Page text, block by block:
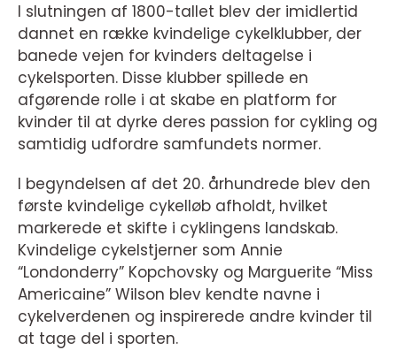
I slutningen af 1800-tallet blev der imidlertid
dannet en række kvindelige cykelklubber, der
banede vejen for kvinders deltagelse i
cykelsporten. Disse klubber spillede en
afgørende rolle i at skabe en platform for
kvinder til at dyrke deres passion for cykling og
samtidig udfordre samfundets normer.
I begyndelsen af det 20. århundrede blev den
første kvindelige cykelløb afholdt, hvilket
markerede et skifte i cyklingens landskab.
Kvindelige cykelstjerner som Annie
“Londonderry” Kopchovsky og Marguerite “Miss
Americaine” Wilson blev kendte navne i
cykelverdenen og inspirerede andre kvinder til
at tage del i sporten.